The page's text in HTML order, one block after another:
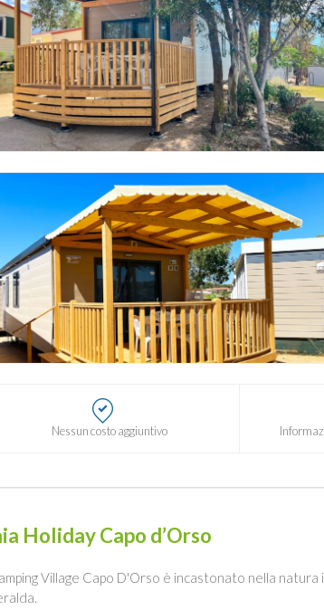
Nessun costo aggiuntivo
Holiday Capo d’Orso
Village Capo D'Orso è incastonato nella